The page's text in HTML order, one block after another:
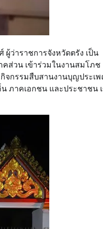
ผู้ว่าราชการจังหวัดตรัง เป็น
ส่วน เข้าร่วมในงานสมโภช
กิจกรรมสืบสานงานบุญประเ
ภาคเอกชน และประชาชน